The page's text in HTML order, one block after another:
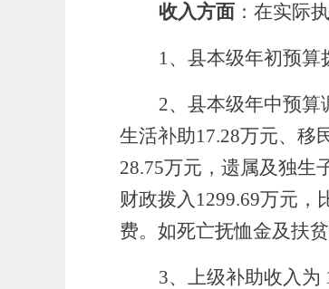
收入方面： 在实际
1、 县本级年初预算
2、 县本级年中预算
生活补助17.28万元、移
28.75万元，遗属及独生
财政拨入 1299.69万元，
费。如死亡抚恤金及扶
3、 上级补助收入为